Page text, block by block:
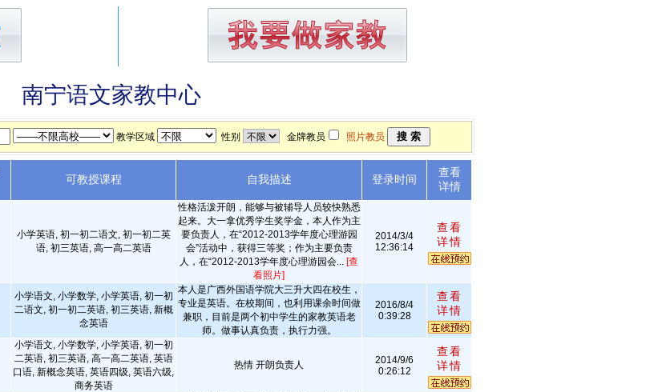
南宁语文家教中心
教学区域 性别 金牌教员 照片教员
可教授课程 自我描述 登录时间
查看
详情
小学英语, 初一初二语文, 初一初二英
语, 初三英语, 高一高二英语
性格活泼开朗，能够与被辅导人员较快熟悉
起来。大一拿优秀学生奖学金，本人作为主
要负责人，在“2012-2013学年度心理游园
会”活动中，获得三等奖；作为主要负责
人，在“2012-2013学年度心理游园会... [查
看照片]
2014/3/4
12:36:14
查看
详情
小学语文, 小学数学, 小学英语, 初一初
二语文, 初一初二英语, 初三英语, 新概
念英语
本人是广西外国语学院大三升大四在校生，
专业是英语。在校期间，也利用课余时间做
兼职，目前是两个初中学生的家教英语老
师。做事认真负责，执行力强。
2016/8/4
0:39:28
查看
详情
小学语文, 小学数学, 小学英语, 初一初
二英语, 初三英语, 高一高二英语, 英语
口语, 新概念英语, 英语四级, 英语六级,
商务英语
热情 开朗负责人
2014/9/6
0:26:12
查看
详情